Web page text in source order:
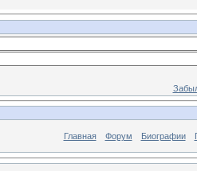
Главная Форум Биографии